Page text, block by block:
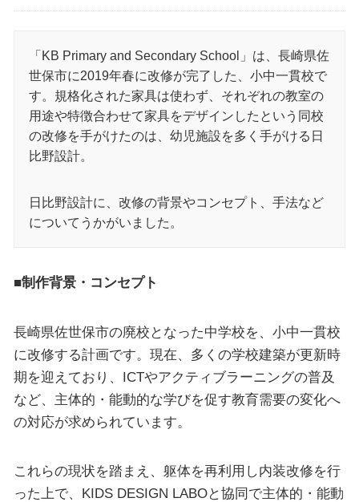
「KB Primary and Secondary School」は、長崎県佐
世保市に2019年春に改修が完了した、小中一貫校で
す。規格化された家具は使わず、それぞれの教室の
用途や特徴合わせて家具をデザインしたという同校
の改修を手がけたのは、幼児施設を多く手がける日
比野設計。
日比野設計に、改修の背景やコンセプト、手法など
についてうかがいました。
■制作背景・コンセプト
長崎県佐世保市の廃校となった中学校を、小中一貫校
に改修する計画です。現在、多くの学校建築が更新時
期を迎えており、ICTやアクティブラーニングの普及
など、主体的・能動的な学びを促す教育需要の変化へ
の対応が求められています。
これらの現状を踏まえ、躯体を再利用し内装改修を行
った上で、KIDS DESIGN LABOと協同で主体的・能動